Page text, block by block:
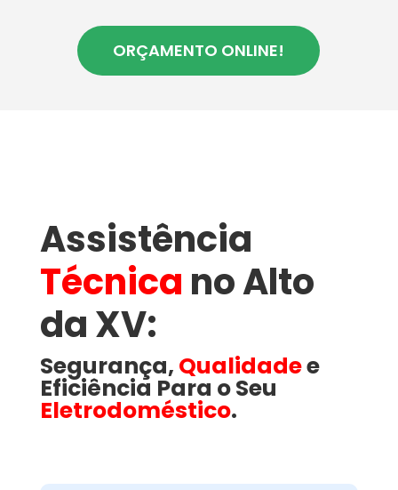
ORÇAMENTO ONLINE!
Assistência
Técnica no Alto
da XV​:
Segurança, Qualidadee
Eficiência Para o Seu
Eletrodoméstico.